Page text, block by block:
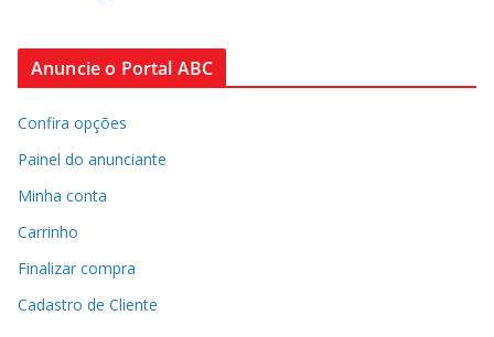
Anuncie o Portal ABC
Confira opções
Painel do anunciante
Minha conta
Carrinho
Finalizar compra
Cadastro de Cliente